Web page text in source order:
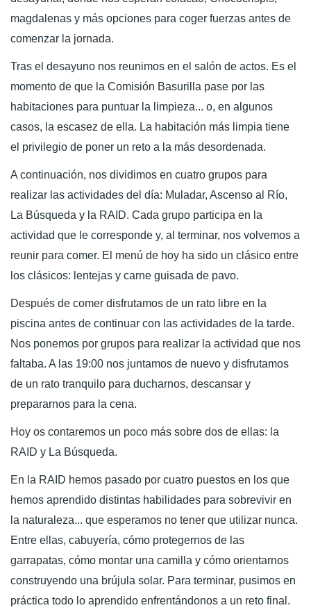
magdalenas y más opciones para coger fuerzas antes de
comenzar la jornada.
Tras el desayuno nos reunimos en el salón de actos. Es el
momento de que la Comisión Basurilla pase por las
habitaciones para puntuar la limpieza... o, en algunos
casos, la escasez de ella. La habitación más limpia tiene
el privilegio de poner un reto a la más desordenada.
A continuación, nos dividimos en cuatro grupos para
realizar las actividades del día: Muladar, Ascenso al Río,
La Búsqueda y la RAID. Cada grupo participa en la
actividad que le corresponde y, al terminar, nos volvemos a
reunir para comer. El menú de hoy ha sido un clásico entre
los clásicos: lentejas y carne guisada de pavo.
Después de comer disfrutamos de un rato libre en la
piscina antes de continuar con las actividades de la tarde.
Nos ponemos por grupos para realizar la actividad que nos
faltaba. A las 19:00 nos juntamos de nuevo y disfrutamos
de un rato tranquilo para ducharnos, descansar y
prepararnos para la cena.
Hoy os contaremos un poco más sobre dos de ellas: la
RAID y La Búsqueda.
En la RAID hemos pasado por cuatro puestos en los que
hemos aprendido distintas habilidades para sobrevivir en
la naturaleza... que esperamos no tener que utilizar nunca.
Entre ellas, cabuyería, cómo protegernos de las
garrapatas, cómo montar una camilla y cómo orientarnos
construyendo una brújula solar. Para terminar, pusimos en
práctica todo lo aprendido enfrentándonos a un reto final.